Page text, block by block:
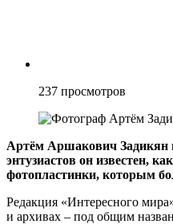
237 просмотров
Артём Аршакович Задикян
энтузиастов он известен,
фотопластинки, которым
Редакция «Интересного
и архивах – под общим